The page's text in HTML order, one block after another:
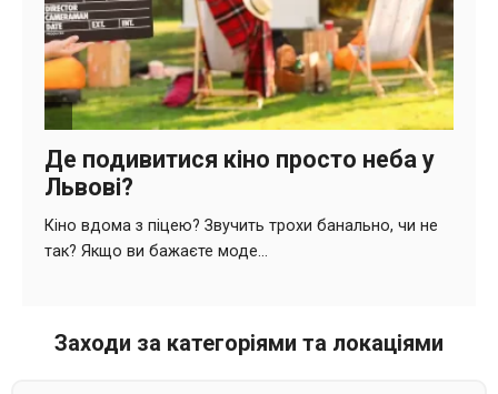
Заходи за категоріями та локаціями